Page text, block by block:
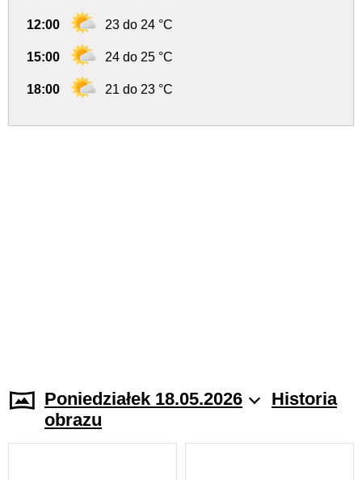
12:00 23 do 24 °C
15:00 24 do 25 °C
18:00 21 do 23 °C
Poniedziałek 18.05.2026
Historia
obrazu